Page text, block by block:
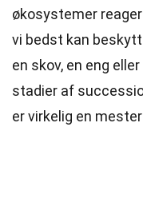
økosystemer
vi bedst kan
en skov, en eng
stadier af
er virkelig en